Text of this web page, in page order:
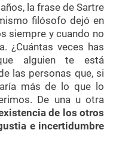
la frase de Sartre
filósofo dejó en
siempre y cuando no
¿Cuántas veces has
alguien te está
las personas que, si
más de lo que lo
De una u otra
de los otros
e incertidumbre